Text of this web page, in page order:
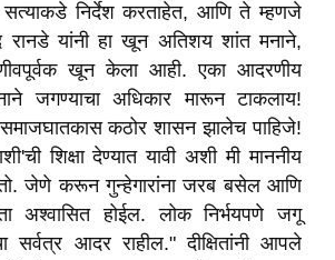
निर्देश करताहेत, आणि ते म्हणजे
रानडे यांनी हा खून अतिशय शांत मनाने,
खून केला आही. एका आदरणीय
जगण्याचा अधिकार मारून टाकलाय!
कठोर शासन झालेच पाहिजे!
शिक्षा देण्यात यावी अशी मी माननीय
जेणे करून गुन्हेगारांना जरब बसेल आणि
अश्वासित होईल. लोक निर्भयपणे जगू
सर्वत्र आदर राहील." दीक्षितांनी आपले